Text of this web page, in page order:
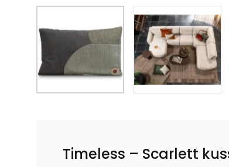
Timeless – Scarlett